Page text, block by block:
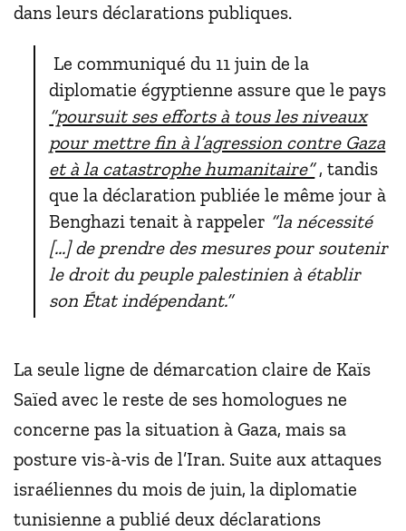
dans leurs déclarations publiques.
Le communiqué du 11 juin de la
diplomatie égyptienne assure que le pays
“poursuit ses efforts à tous les niveaux
pour mettre fin à l’agression contre Gaza
et à la catastrophe humanitaire” , tandis
que la déclaration publiée le même jour à
Benghazi tenait à rappeler “la nécessité
[...] de prendre des mesures pour soutenir
le droit du peuple palestinien à établir
son État indépendant.”
La seule ligne de démarcation claire de Kaïs
Saïed avec le reste de ses homologues ne
concerne pas la situation à Gaza, mais sa
posture vis-à-vis de l’Iran. Suite aux attaques
israéliennes du mois de juin, la diplomatie
tunisienne a publié deux déclarations